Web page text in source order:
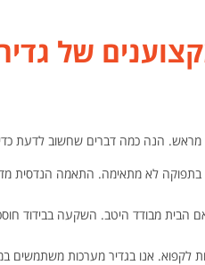
של
מראש. הנה כמה דברים שחשוב לדעת
הבית מבודד היטב. השקעה בבידוד